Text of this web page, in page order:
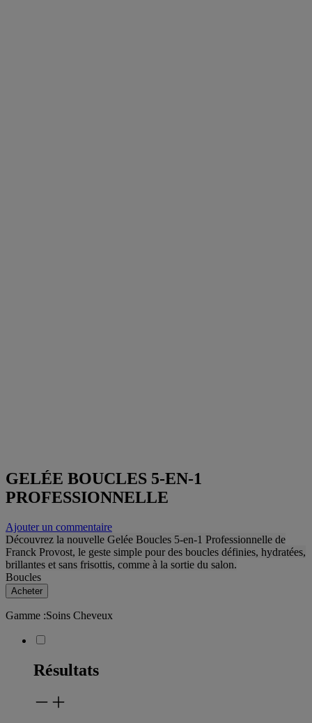
GELÉE BOUCLES 5-EN-1
PROFESSIONNELLE​
Ajouter un commentaire
Découvrez la nouvelle Gelée Boucles 5-en-1 Professionnelle de
Franck Provost, le geste simple pour des boucles définies, hydratées,
brillantes et sans frisottis, comme à la sortie du salon.
Boucles
Acheter
Gamme :Soins Cheveux
Résultats